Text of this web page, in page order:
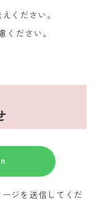
ください。
ださい。
ジを送信してくだ